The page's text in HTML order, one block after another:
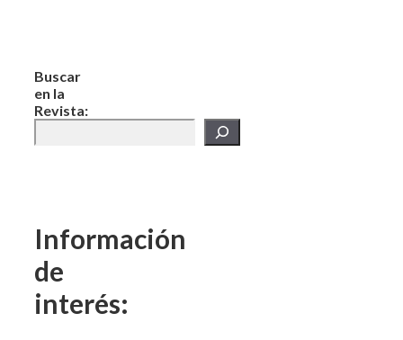
Buscar
en la
Revista:
Información
de
interés: